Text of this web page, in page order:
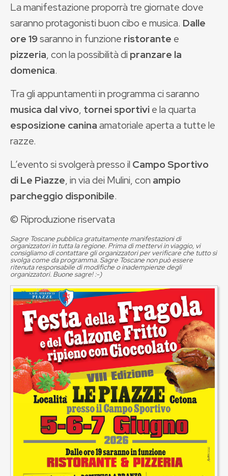
La manifestazione proporrà tre giornate dove
saranno protagonisti buon cibo e musica. Dalle
ore 19saranno in funzione ristorante e
pizzeria, con la possibilità di pranzare la
domenica.
Tra gli appuntamenti in programma ci saranno
musica dal vivo, tornei sportivie la quarta
esposizione caninaamatoriale aperta a tutte le
razze.
L’evento si svolgerà presso il Campo Sportivo
di Le Piazze, in via dei Mulini, con ampio
parcheggio disponibile.
© Riproduzione riservata
Sagre Toscane pubblica gratuitamente manifestazioni di
organizzatori in tutta la regione. Prima di mettervi in viaggio, vi
consigliamo di contattare gli organizzatori per verificare che tutto si
svolga come da programma. Sagre Toscane non può essere
ritenuta responsabile di modifiche o inadempienze degli
organizzatori. Buone sagre! :-)